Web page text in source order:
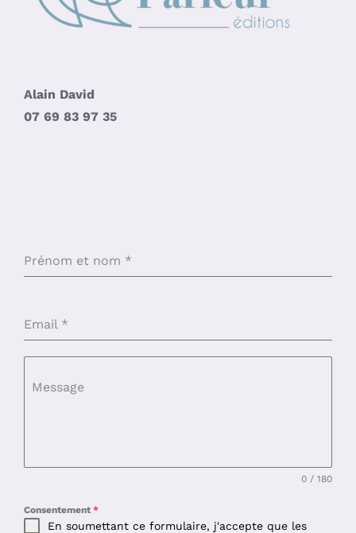
Alain David
07 69 83 97 35
Prénom et nom *
Email *
Message
0 / 180
Consentement *
En soumettant ce formulaire, j'accepte que les